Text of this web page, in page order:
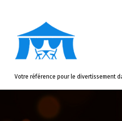
Votre référence pour le divertissement